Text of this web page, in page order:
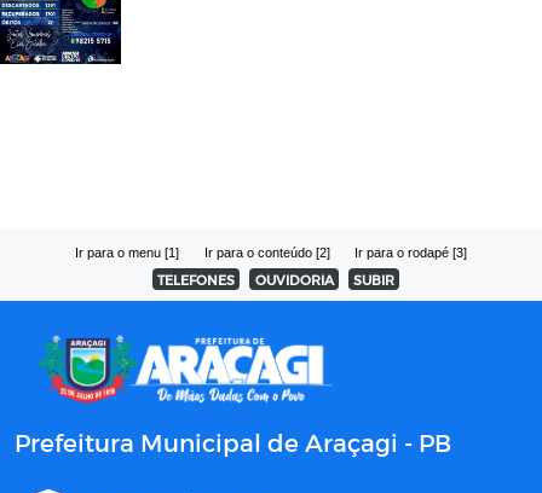
Ir para o menu [1] Ir para o conteúdo [2] Ir para o rodapé [3]
TELEFONES OUVIDORIA SUBIR
Prefeitura Municipal de Araçagi - PB